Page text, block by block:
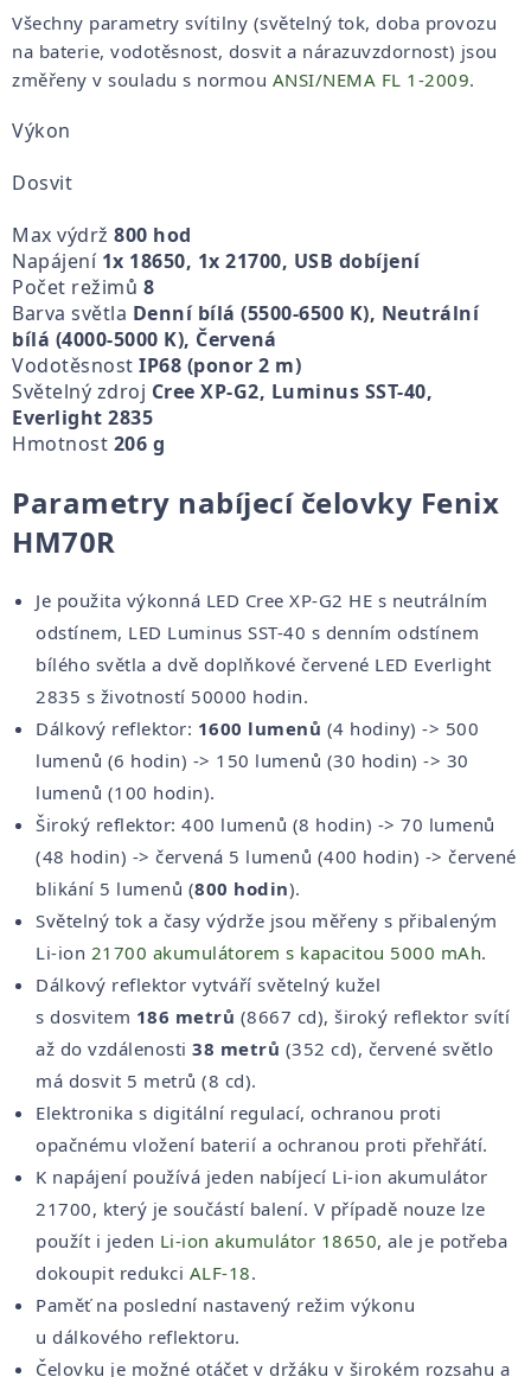
Všechny parametry svítilny (světelný tok, doba provozu
na baterie, vodotěsnost, dosvit a nárazuvzdornost) jsou
změřeny v souladu s normou ANSI/NEMA FL 1-2009.
Výkon
Dosvit
Max výdrž 800 hod
Napájení 1x 18650, 1x 21700, USB dobíjení
Počet režimů 8
Barva světla Denní bílá (5500-6500 K), Neutrální
bílá (4000-5000 K), Červená
Vodotěsnost IP68 (ponor 2 m)
Světelný zdroj Cree XP-G2, Luminus SST-40,
Everlight 2835
Hmotnost 206 g
Parametry nabíjecí čelovky Fenix
HM70R
Je použita výkonná LED Cree XP-G2 HE s neutrálním
odstínem, LED Luminus SST-40 s denním odstínem
bílého světla a dvě doplňkové červené LED Everlight
2835 s životností 50000 hodin.
Dálkový reflektor: 1600 lumenů (4 hodiny) -> 500
lumenů (6 hodin) -> 150 lumenů (30 hodin) -> 30
lumenů (100 hodin).
Široký reflektor: 400 lumenů (8 hodin) -> 70 lumenů
(48 hodin) -> červená 5 lumenů (400 hodin) -> červené
blikání 5 lumenů (800 hodin).
Světelný tok a časy výdrže jsou měřeny s přibaleným
Li-ion 21700 akumulátorem s kapacitou 5000 mAh.
Dálkový reflektor vytváří světelný kužel
s dosvitem 186 metrů (8667 cd), široký reflektor svítí
až do vzdálenosti 38 metrů (352 cd), červené světlo
má dosvit 5 metrů (8 cd).
Elektronika s digitální regulací, ochranou proti
opačnému vložení baterií a ochranou proti přehřátí.
K napájení používá jeden nabíjecí Li-ion akumulátor
21700, který je součástí balení. V případě nouze lze
použít i jeden Li-ion akumulátor 18650, ale je potřeba
dokoupit redukci ALF-18.
Paměť na poslední nastavený režim výkonu
u dálkového reflektoru.
Čelovku je možné otáčet v držáku v širokém rozsahu a